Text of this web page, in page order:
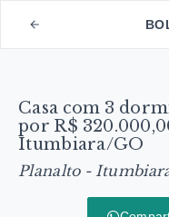
Casa com 3
por R$
Itumbiara/GO
Planalto -